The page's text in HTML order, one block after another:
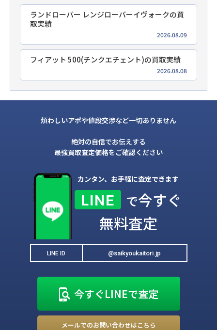
ランドローバー レンジローバーイヴォークの買
取実績
2026.08.09
フィアット 500(チンクエチェント)の買取実績
2026.08.08
煩わしいアポや値段交渉など一切ありません
絶対の自信でお伝えする
最強買取査定価格をご確認ください
カンタン、お手軽に査定できます
LINE で今すぐ
無料査定
LINE ID @saikyoukaitori.jp
今すぐLINEで査定
メールでのお問い合わせはこちら